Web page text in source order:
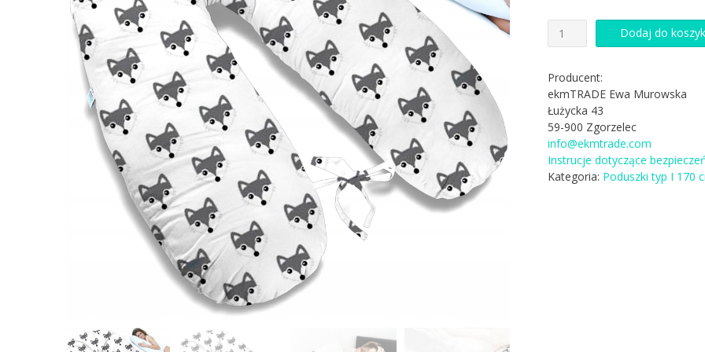
ilość
170
PODUSZKA
TYP
I
ROGAL
CIĄŻOWY
DO
SPANIA
Dodaj do
Producent:
ekmTRADE Ewa Murowska
Łużycka 43
59-900 Zgorzelec
info@ekmtrade.com
Instrucje dotyczące
Kategoria: Poduszki typ I 170